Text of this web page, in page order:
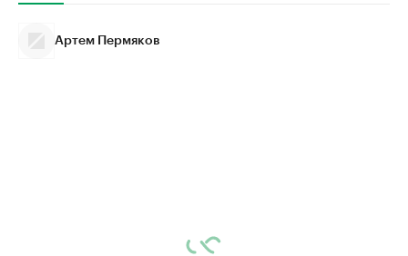
Артем Пермяков